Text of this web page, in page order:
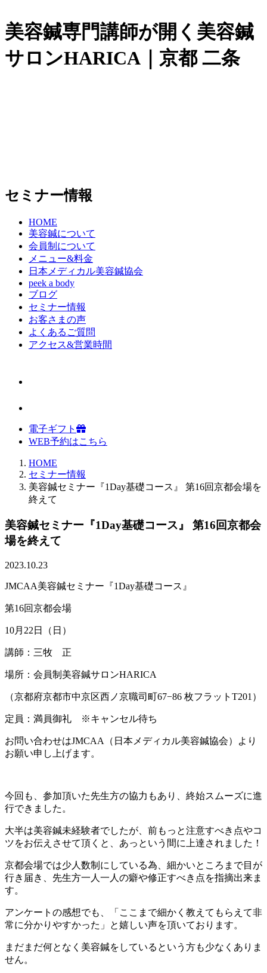
美容鍼専門講師が開く美容鍼
サロンHARICA｜京都 二条
セミナー情報
HOME
美容鍼について
会員制について
メニュー&料金
日本メディカル美容鍼協会
peek a body
ブログ
セミナー情報
お客さまの声
よくあるご質問
アクセス&営業時間
電子ギフト
WEB予約はこちら
HOME
セミナー情報
美容鍼セミナー『1Day基礎コース』 第16回京都会場を
終えて
美容鍼セミナー『1Day基礎コース』 第16回京都会
場を終えて
2023.10.23
JMCAA美容鍼セミナー『1Day基礎コース』
第16回京都会場
10月22日（日）
講師：三牧 正
場所：会員制美容鍼サロンHARICA
（京都府京都市中京区西ノ京職司町67−86 枚フラットT201）
定員： 満員御礼 ※キャンセル待ち
お問い合わせはJMCAA（日本メディカル美容鍼協会）より
お願い申し上げます。
今回も、参加頂いた先生方の協力もあり、終始スムーズに進
行できました。
大半は美容鍼未経験者でしたが、前もっと注意すべき点やコ
ツをお伝えさせて頂くと、あっという間に上達されました！
京都会場では少人数制にしている為、細かいところまで目が
行き届き、先生方一人一人の癖や修正すべき点を指摘出来ま
す。
アンケートの感想でも、「ここまで細かく教えてもらえて非
常に分かりやすかった」と嬉しい声を頂いております。
まだまだ何となく美容鍼をしているという方も少なくありま
せん。